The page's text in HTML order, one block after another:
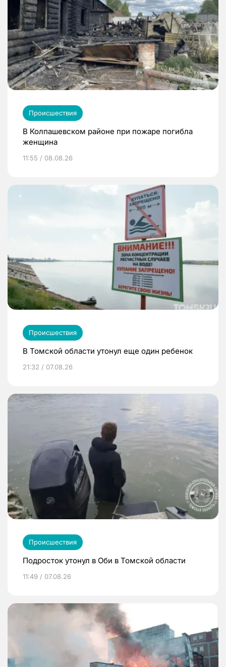
Происшествия
В Колпашевском районе при пожаре погибла
женщина
11:55 / 08.08.26
Происшествия
В Томской области утонул еще один ребенок
21:32 / 07.08.26
Происшествия
Подросток утонул в Оби в Томской области
11:49 / 07.08.26